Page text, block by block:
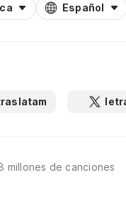
Español
millones de canciones